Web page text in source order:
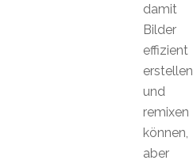
damit
Bilder
effizient
erstellen
und
remixen
können,
aber